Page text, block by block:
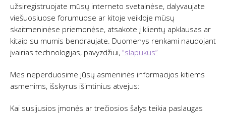
užsiregistruojate mūsų interneto svetainėse, dalyvaujate
viešuosiuose forumuose ar kitoje veikloje mūsų
skaitmeninėse priemonėse, atsakote į klientų apklausas ar
kitaip su mumis bendraujate. Duomenys renkami naudojant
įvairias technologijas, pavyzdžiui, “slapukus”
Mes neperduosime jūsų asmeninės informacijos kitiems
asmenims, išskyrus išimtinius atvejus:
Kai susijusios įmonės ar trečiosios šalys teikia paslaugas